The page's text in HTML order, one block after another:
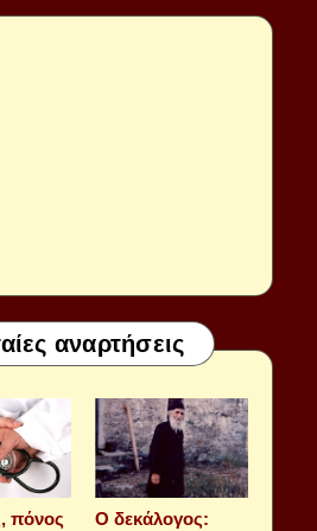
αναρτήσεις
πόνος
Ο δεκάλογος: